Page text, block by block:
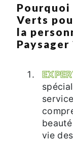
Pourquoi
Verts
la
Paysager
vie